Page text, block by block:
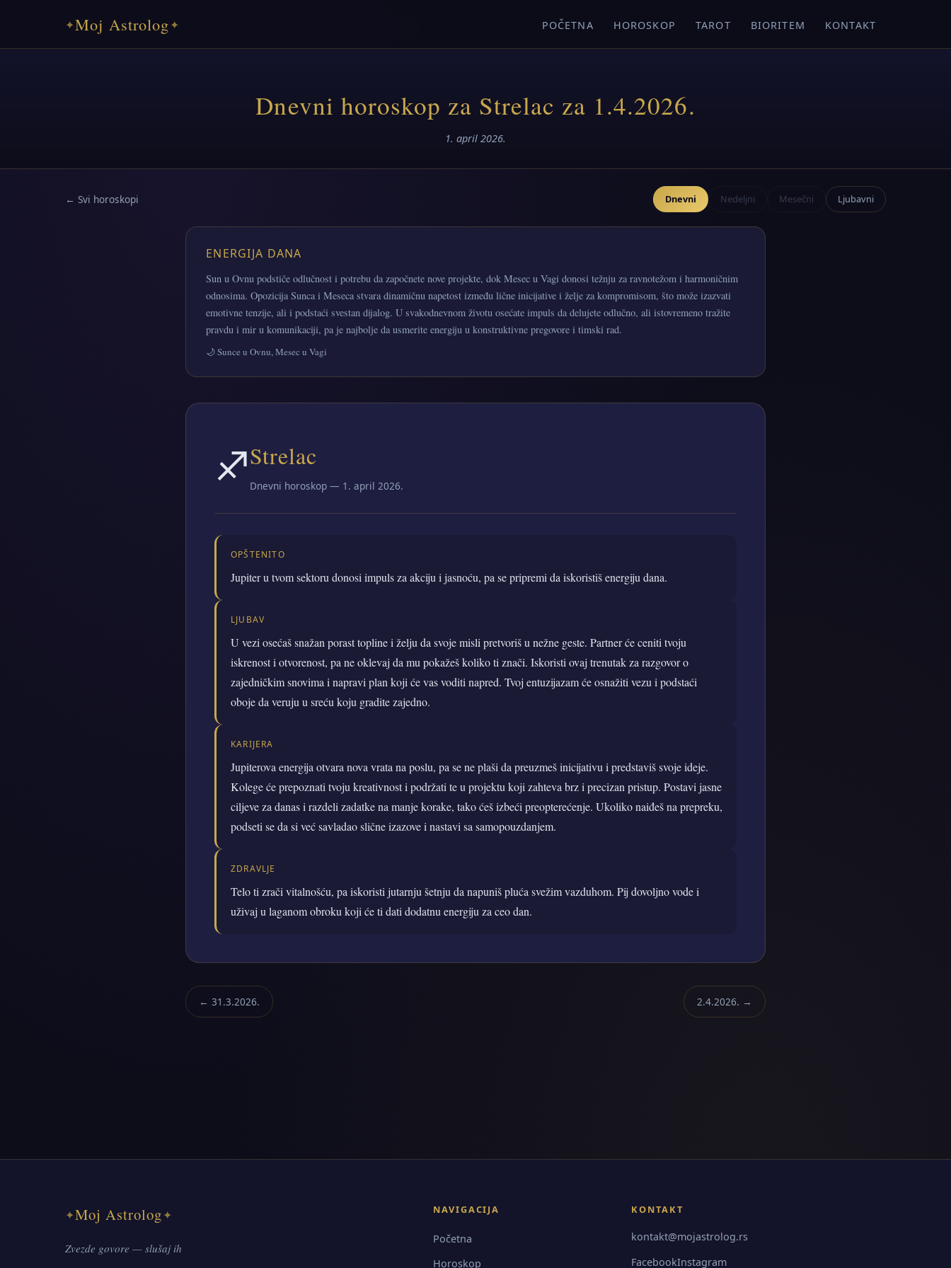
✦Moj Astrolog✦ POČETNA HOROSKOP TAROT BIORITEM KONTAKT
Dnevni horoskop za Strelac za 1.4.2026.
1. april 2026.
← Svi horoskopi Dnevni Nedeljni Mesečni Ljubavni
ENERGIJA DANA
Sun u Ovnu podstiče odlučnost i potrebu da započnete nove projekte, dok Mesec u Vagi donosi težnju za ravnotežom i harmoničnim
odnosima. Opozicija Sunca i Meseca stvara dinamičnu napetost između lične inicijative i želje za kompromisom, što može izazvati
emotivne tenzije, ali i podstaći svestan dijalog. U svakodnevnom životu osećate impuls da delujete odlučno, ali istovremeno tražite
pravdu i mir u komunikaciji, pa je najbolje da usmerite energiju u konstruktivne pregovore i timski rad.
🌙 Sunce u Ovnu, Mesec u Vagi
♐Strelac
Dnevni horoskop — 1. april 2026.
OPŠTENITO
Jupiter u tvom sektoru donosi impuls za akciju i jasnoću, pa se pripremi da iskoristiš energiju dana.
LJUBAV
U vezi osećaš snažan porast topline i želju da svoje misli pretvoriš u nežne geste. Partner će ceniti tvoju
iskrenost i otvorenost, pa ne oklevaj da mu pokažeš koliko ti znači. Iskoristi ovaj trenutak za razgovor o
zajedničkim snovima i napravi plan koji će vas voditi napred. Tvoj entuzijazam će osnažiti vezu i podstaći
oboje da veruju u sreću koju gradite zajedno.
KARIJERA
Jupiterova energija otvara nova vrata na poslu, pa se ne plaši da preuzmeš inicijativu i predstaviš svoje ideje.
Kolege će prepoznati tvoju kreativnost i podržati te u projektu koji zahteva brz i precizan pristup. Postavi jasne
ciljeve za danas i razdeli zadatke na manje korake, tako ćeš izbeći preopterećenje. Ukoliko naiđeš na prepreku,
podseti se da si već savladao slične izazove i nastavi sa samopouzdanjem.
ZDRAVLJE
Telo ti zrači vitalnošću, pa iskoristi jutarnju šetnju da napuniš pluća svežim vazduhom. Pij dovoljno vode i
uživaj u laganom obroku koji će ti dati dodatnu energiju za ceo dan.
← 31.3.2026. 2.4.2026. →
✦Moj Astrolog✦
Zvezde govore — slušaj ih
NAVIGACIJA
Početna
Horoskop
KONTAKT
kontakt@mojastrolog.rs
FacebookInstagram